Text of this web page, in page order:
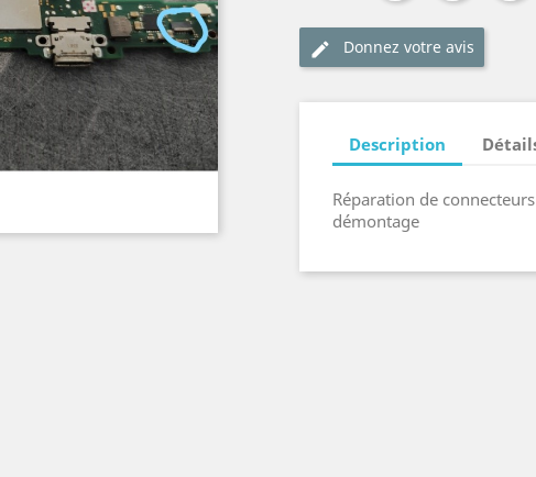
edit Donnez votre avis
Description
Réparation de
démontage